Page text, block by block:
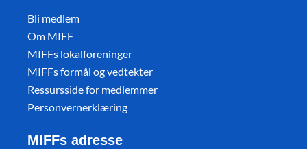
Bli medlem
Om MIFF
MIFFs lokalforeninger
MIFFs formål og vedtekter
Ressursside for medlemmer
Personvernerklæring
MIFFs adresse